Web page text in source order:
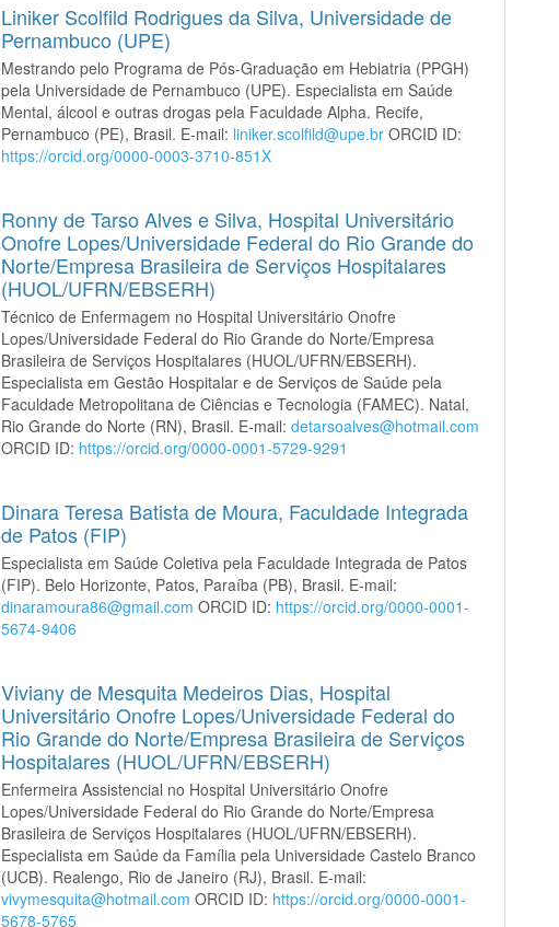
Liniker Scolfild Rodrigues da Silva, Universidade de
Pernambuco (UPE)
Mestrando pelo Programa de Pós-Graduação em Hebiatria (PPGH)
pela Universidade de Pernambuco (UPE). Especialista em Saúde
Mental, álcool e outras drogas pela Faculdade Alpha. Recife,
Pernambuco (PE), Brasil. E-mail: liniker.scolfild@upe.br ORCID ID:
https://orcid.org/0000-0003-3710-851X
Ronny de Tarso Alves e Silva, Hospital Universitário
Onofre Lopes/Universidade Federal do Rio Grande do
Norte/Empresa Brasileira de Serviços Hospitalares
(HUOL/UFRN/EBSERH)
Técnico de Enfermagem no Hospital Universitário Onofre
Lopes/Universidade Federal do Rio Grande do Norte/Empresa
Brasileira de Serviços Hospitalares (HUOL/UFRN/EBSERH).
Especialista em Gestão Hospitalar e de Serviços de Saúde pela
Faculdade Metropolitana de Ciências e Tecnologia (FAMEC). Natal,
Rio Grande do Norte (RN), Brasil. E-mail:detarsoalves@hotmail.com
ORCID ID: https://orcid.org/0000-0001-5729-9291
Dinara Teresa Batista de Moura, Faculdade Integrada
de Patos (FIP)
Especialista em Saúde Coletiva pela Faculdade Integrada de Patos
(FIP). Belo Horizonte, Patos, Paraíba (PB), Brasil. E-mail:
dinaramoura86@gmail.com ORCID ID: https://orcid.org/0000-0001-
5674-9406
Viviany de Mesquita Medeiros Dias, Hospital
Universitário Onofre Lopes/Universidade Federal do
Rio Grande do Norte/Empresa Brasileira de Serviços
Hospitalares (HUOL/UFRN/EBSERH)
Enfermeira Assistencial no Hospital Universitário Onofre
Lopes/Universidade Federal do Rio Grande do Norte/Empresa
Brasileira de Serviços Hospitalares (HUOL/UFRN/EBSERH).
Especialista em Saúde da Família pela Universidade Castelo Branco
(UCB). Realengo, Rio de Janeiro (RJ), Brasil. E-mail:
vivymesquita@hotmail.com ORCID ID: https://orcid.org/0000-0001-
5678-5765